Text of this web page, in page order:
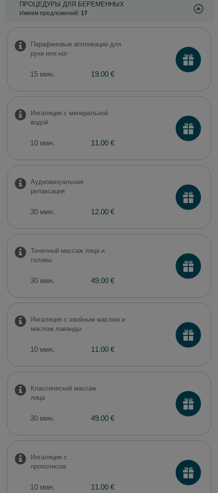
ПРОЦЕДУРЫ ДЛЯ БЕРЕМЕННЫХ
Имеем предложений: 17
Парафиновые аппликации для
руки или ног
15 мин. 19.00 €
Ингаляция с минеральной
водой
10 мин. 11.00 €
Аудиовизуальная
релаксация
30 мин. 12.00 €
Точечный массаж лица и
головы
30 мин. 49.00 €
Ингаляция с хвойным маслом и
маслом лаванды
10 мин. 11.00 €
Классический массаж
лица
30 мин. 49.00 €
Ингаляция с
прополисом
10 мин. 11.00 €